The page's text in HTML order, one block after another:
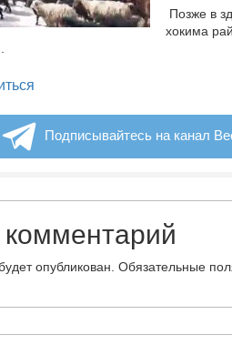
Позже в
хокима
Подписывайтесь на канал
опубликован. Обязательные